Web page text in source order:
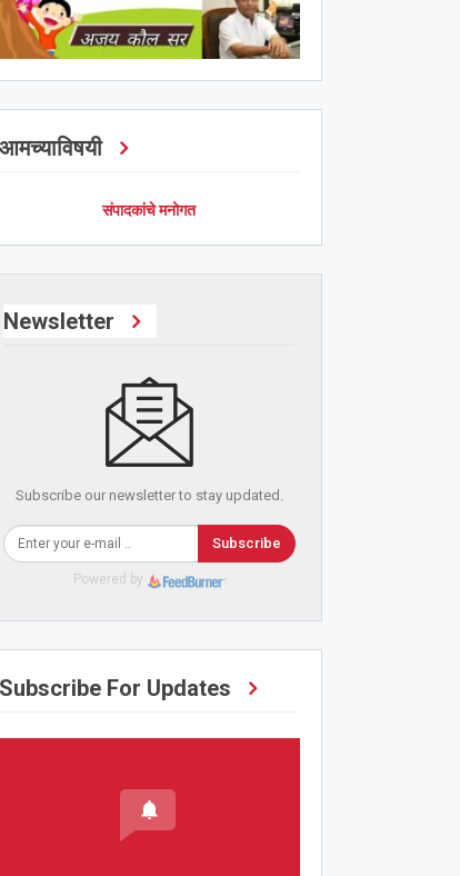
आमच्याविषयी
संपादकांचे मनोगत
Newsletter
Subscribe our newsletter to stay updated.
Subscribe
Powered by
Subscribe For Updates